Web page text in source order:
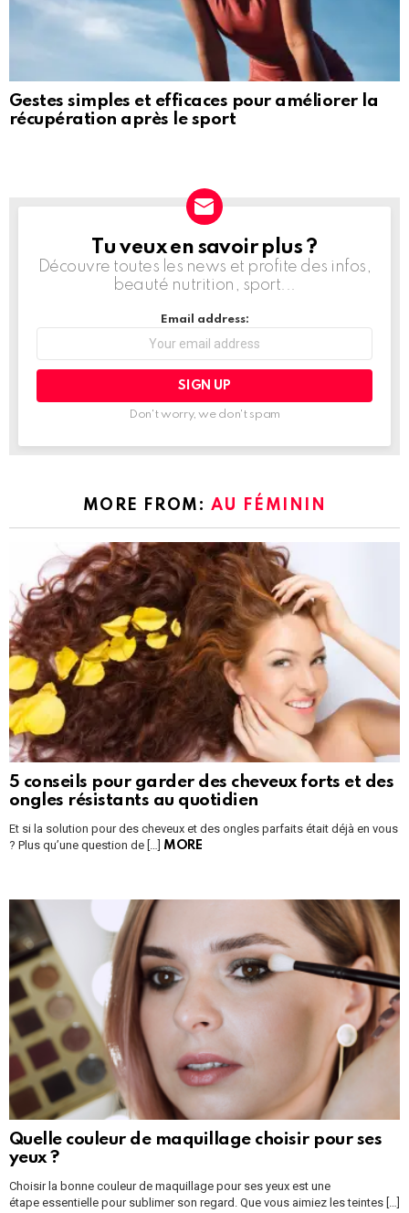
Gestes simples et efficaces pour améliorer la
récupération après le sport
NEWSLETTERTu veux en savoir plus ?
Découvre toutes les news et profite des infos,
beauté nutrition, sport...
Email address:
Don't worry, we don't spam
MORE FROM: AU FÉMININ
5 conseils pour garder des cheveux forts et des
ongles résistants au quotidien
Et si la solution pour des cheveux et des ongles parfaits était déjà en vous
? Plus qu’une question de […]
MORE
Quelle couleur de maquillage choisir pour ses
yeux ?
Choisir la bonne couleur de maquillage pour ses yeux est une
étape essentielle pour sublimer son regard. Que vous aimiez les teintes […]